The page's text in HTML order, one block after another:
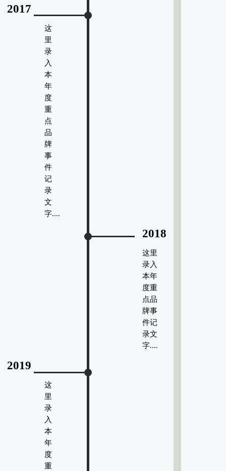
2017
这
里
录
入
本
年
度
重
点
品
牌
事
件
记
录
文
字....
2018
这里
录入
本年
度重
点品
牌事
件记
录文
字....
2019
这
里
录
入
本
年
度
重